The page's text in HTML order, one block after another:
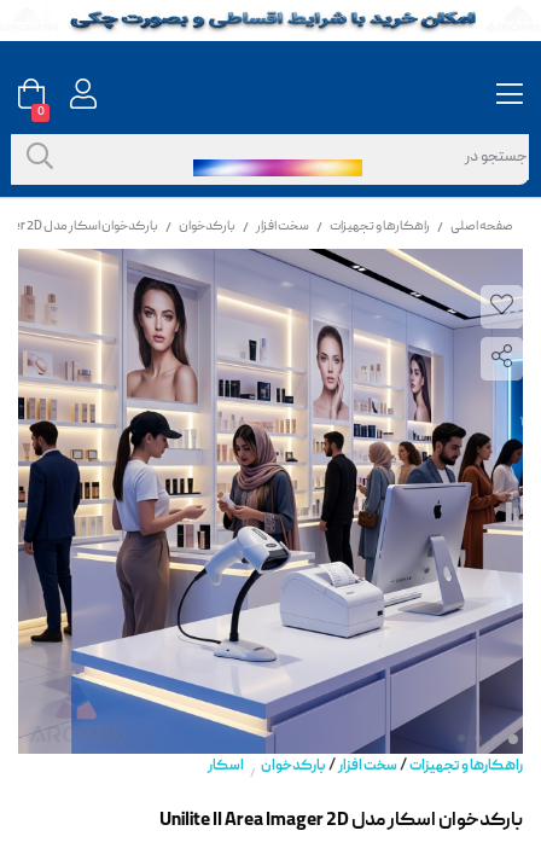
صفحه اصلی / راهکارها و تجهیزات / سخت افزار / بارکدخوان / بارکدخوان اسکار مدل Unilite II Area Imager 2D
راهکارها و تجهیزات/سخت افزار/بارکدخوان / اسکار
بارکدخوان اسکار مدل Unilite II Area Imager 2D
0